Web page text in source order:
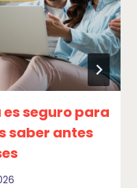
es seguro para
saber antes